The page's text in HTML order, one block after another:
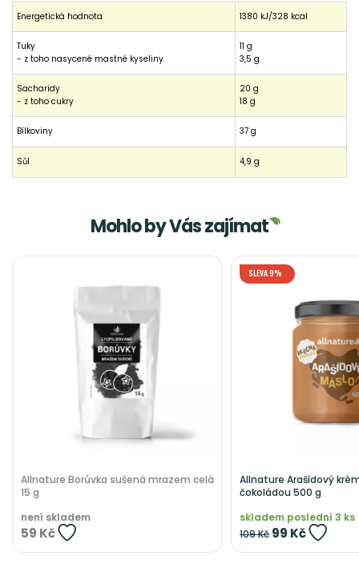
Energetická hodnota 1380 kJ/328 kcal
Tuky
- z toho nasycené mastné kyseliny
11 g
3,5 g
Sacharidy
- z toho cukry
20 g
18 g
Bílkoviny 37 g
Sůl 4,9 g
Mohlo by Vás zajímat
Allnature Borůvka sušená mrazem celá
15 g
není skladem
59 Kč
SLEVA 9%
Allnature Arašídový
čokoládou 500 g
skladem poslední 3 ks
109 Kč 99 Kč